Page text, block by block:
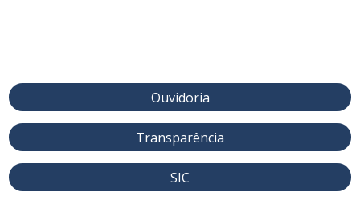
Ouvidoria
Transparência
SIC